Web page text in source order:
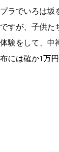
ラでいろは坂
すが、子供た
験をして、中
には確か1万